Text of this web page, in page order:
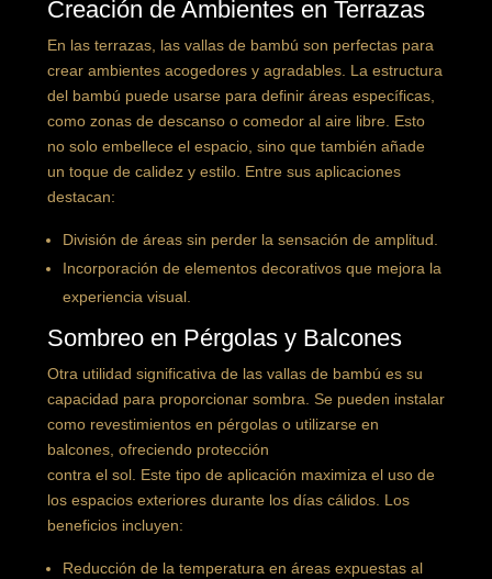
Creación de Ambientes en Terrazas
En las terrazas, las vallas de bambú son perfectas para
crear ambientes acogedores y agradables. La estructura
del bambú puede usarse para definir áreas específicas,
como zonas de descanso o comedor al aire libre. Esto
no solo embellece el espacio, sino que también añade
un toque de calidez y estilo. Entre sus aplicaciones
destacan:
División de áreas sin perder la sensación de amplitud.
Incorporación de elementos decorativos que mejora la
experiencia visual.
Sombreo en Pérgolas y Balcones
Otra utilidad significativa de las vallas de bambú es su
capacidad para proporcionar sombra. Se pueden instalar
como revestimientos en pérgolas o utilizarse en
balcones, ofreciendo protección
contra el sol. Este tipo de aplicación maximiza el uso de
los espacios exteriores durante los días cálidos. Los
beneficios incluyen:
Reducción de la temperatura en áreas expuestas al